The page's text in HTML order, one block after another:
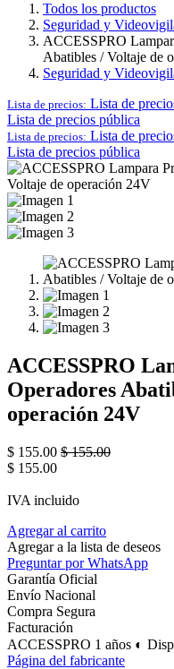
Todos los productos
Seguridad y
ACCESSPRO
Abatibles / Voltaje de
Seguridad y
Lista de precios: Lista de
Lista de precios pública
Lista de precios: Lista de
Lista de precios pública
ACCESSPRO
Operadores
operación 24V
$ 155.00 $155.00
$ 155.00
IVA incluido
Agregar al carrito
Agregar a la lista de deseos
Preguntar por WhatsApp
Garantía Oficial
Envío Nacional
Compra Segura
Facturación
ACCESSPRO 1 años ◐
Página del fabricante